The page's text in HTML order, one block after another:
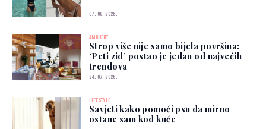
07. 08. 2026.
AMBIJENT
Strop više nije samo bijela površina:
‘Peti zid’ postao je jedan od najvećih
trendova
24. 07. 2026.
LIFESTYLE
Savjeti kako pomoći psu da mirno
ostane sam kod kuće